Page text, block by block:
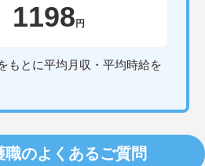
1198 円
もとに平均月収・平均時給を
職のよくあるご質問